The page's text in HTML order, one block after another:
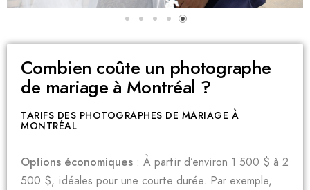
Combien coûte un photographe
de mariage à Montréal ?
TARIFS DES PHOTOGRAPHES DE MARIAGE À
MONTRÉAL
Options économiques : À partir d’environ 1 500 $ à 2
500 $, idéales pour une courte durée. Par exemple,